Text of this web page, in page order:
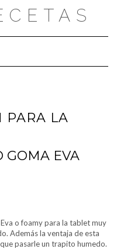
modo de navegación
PARA LA
GOMA EVA
o foamy para la tablet muy
Además la ventaja de esta
pasarle un trapito humedo.